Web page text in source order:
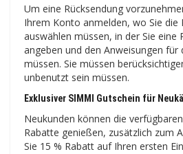
Um eine Rücksendung
Ihrem Konto anmelden, wo Sie die
auswählen müssen, in der Sie eine
angeben und den Anweisungen für
müssen. Sie müssen
unbenutzt sein müssen.
Exklusiver SIMMI Gutschein für
Neukunden können die
Rabatte genießen, zusätzlich zum
Sie 15 % Rabatt auf Ihren ersten